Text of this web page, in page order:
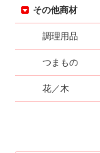
その他商材
調理用品
つまもの
花／木